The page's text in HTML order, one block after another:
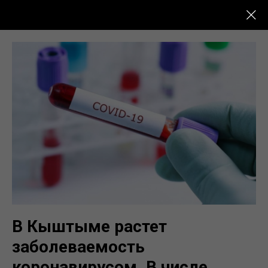
В Кыштыме растет
заболеваемость